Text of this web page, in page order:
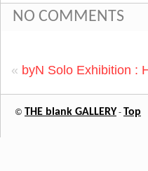
NO COMMENTS
« byN Solo Exhibition :
© THE blank GALLERY - Top